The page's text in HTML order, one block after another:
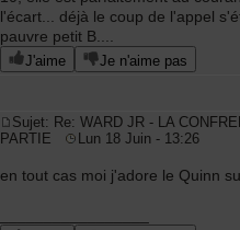
l'écart... déjà le coup de l'appel
pauvre petit B....
J'aime Je n'aime pas
Sujet: Re: WARD JR - LA
PARTIE
Lun 18 Juin - 13:26
en tout cas moi j'adore le Quinn